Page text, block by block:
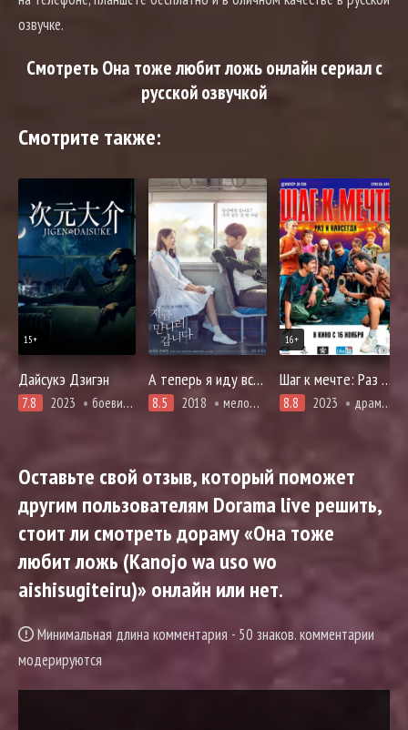
озвучке.
Смотреть Она тоже любит ложь онлайн сериал с
русской озвучкой
Смотрите также:
15+
Дайсукэ Дзигэн
7.8 2023 боевики, драма, адаптация манги, мистика, приключения, расследование
А теперь я иду встретиться с тобой
8.5 2018 мелодрама, фэнтези
16+
Шаг к мечте: Раз и навсегда
8.8 2023 драма, комедия
Оставьте свой отзыв, который поможет
другим пользователям Dorama live решить,
стоит ли смотреть дораму «Она тоже
любит ложь (Kanojo wa uso wo
aishisugiteiru)» онлайн или нет.
Минимальная длина комментария - 50 знаков. комментарии
модерируются